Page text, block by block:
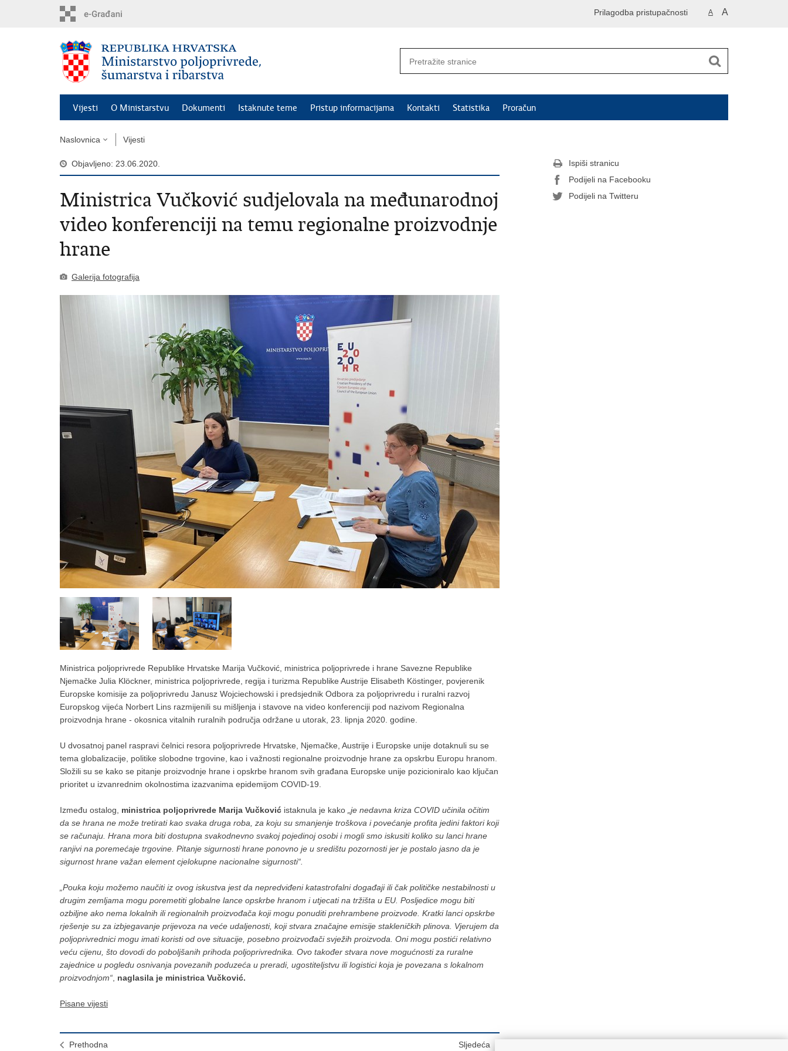
A A
Prilagodba pristupačnosti
Vijesti O Ministarstvu Dokumenti Istaknute teme Pristup informacijama Kontakti Statistika Proračun
Naslovnica Vijesti
Objavljeno: 23.06.2020.
Ministrica Vučković sudjelovala na međunarodnoj
video konferenciji na temu regionalne proizvodnje
hrane
Galerija fotografija
Ministrica poljoprivrede Republike Hrvatske Marija Vučković, ministrica poljoprivrede i hrane Savezne Republike
Njemačke Julia Klöckner, ministrica poljoprivrede, regija i turizma Republike Austrije Elisabeth Köstinger, povjerenik
Europske komisije za poljoprivredu Janusz Wojciechowski i predsjednik Odbora za poljoprivredu i ruralni razvoj
Europskog vijeća Norbert Lins razmijenili su mišljenja i stavove na video konferenciji pod nazivom Regionalna
proizvodnja hrane - okosnica vitalnih ruralnih područja održane u utorak, 23. lipnja 2020. godine.
U dvosatnoj panel raspravi čelnici resora poljoprivrede Hrvatske, Njemačke, Austrije i Europske unije dotaknuli su se
tema globalizacije, politike slobodne trgovine, kao i važnosti regionalne proizvodnje hrane za opskrbu Europu hranom.
Složili su se kako se pitanje proizvodnje hrane i opskrbe hranom svih građana Europske unije pozicioniralo kao ključan
prioritet u izvanrednim okolnostima izazvanima epidemijom COVID-19.
Između ostalog, ministrica poljoprivrede Marija Vučković istaknula je kako „je nedavna kriza COVID učinila očitim
da se hrana ne može tretirati kao svaka druga roba, za koju su smanjenje troškova i povećanje profita jedini faktori koji
se računaju. Hrana mora biti dostupna svakodnevno svakoj pojedinoj osobi i mogli smo iskusiti koliko su lanci hrane
ranjivi na poremećaje trgovine. Pitanje sigurnosti hrane ponovno je u središtu pozornosti jer je postalo jasno da je
sigurnost hrane važan element cjelokupne nacionalne sigurnosti“.
„Pouka koju možemo naučiti iz ovog iskustva jest da nepredviđeni katastrofalni događaji ili čak političke nestabilnosti u
drugim zemljama mogu poremetiti globalne lance opskrbe hranom i utjecati na tržišta u EU. Posljedice mogu biti
ozbiljne ako nema lokalnih ili regionalnih proizvođača koji mogu ponuditi prehrambene proizvode. Kratki lanci opskrbe
rješenje su za izbjegavanje prijevoza na veće udaljenosti, koji stvara značajne emisije stakleničkih plinova. Vjerujem da
poljoprivrednici mogu imati koristi od ove situacije, posebno proizvođači svježih proizvoda. Oni mogu postići relativno
veću cijenu, što dovodi do poboljšanih prihoda poljoprivrednika. Ovo također stvara nove mogućnosti za ruralne
zajednice u pogledu osnivanja povezanih poduzeća u preradi, ugostiteljstvu ili logistici koja je povezana s lokalnom
proizvodnjom“ naglasila je ministrica Vučković.
Pisane vijesti
Prethodna Sljedeća
Ispiši stranicu
Podijeli na Facebooku
Podijeli na Twitteru